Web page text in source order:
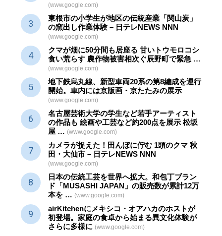
(www.google.com)
東根市の小学生が地区の伝統産業 「関山炭」
の窯出し作業体験 – 日テレNEWS NNN
(www.google.com)
クマが畑に50分間も居座る 甘いトウモロコシ
食い荒らす 農作物被害相次ぐ辰野町で緊急 …
(www.google.com)
地下鉄烏丸線、新型車両20系の第8編成を運行
開始。車内には京版画・京たたみの展示
(www.google.com)
名古屋芸術大学の学生など若手アーティスト
の作品も 絵画や工芸など約200点を展示 松坂
屋 … (www.google.com)
カメラが捉えた！田んぼに佇む 1頭のクマ 秋
田・大仙市 – 日テレNEWS NNN
(www.google.com)
日本の伝統工芸を世界へ拡大。和包丁ブラン
ド「MUSASHI JAPAN」の販売数が累計12万
本を … (www.google.com)
airKitchenにメキシコ・オアハカのホストが
初登場。家庭の食卓から始まる異文化体験が
さらに多様に (www.google.com)